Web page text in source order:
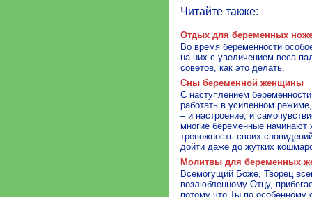
Читайте также:
Отдых для беременных
Во время беременности
на них с увеличением веса
советов, как это делать.
Сны беременной женщины
С наступлением
работать в усиленном
– и настроение, и
многие беременные начинают
тревожность своих
дойти даже до жутких
Молитвы для беременных
Всемогущий Боже, Творец
возлюбленному Отцу,
потому что Ты по особенному